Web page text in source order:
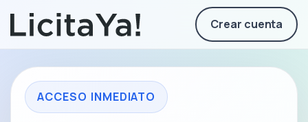
Crear cuenta
ACCESO INMEDIATO